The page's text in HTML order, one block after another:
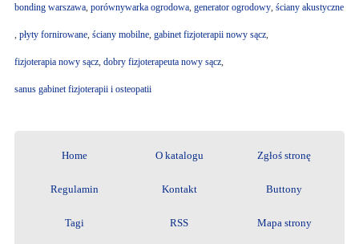
bonding warszawa, porównywarka ogrodowa, generator ogrodowy, ściany akustyczne
, płyty fornirowane, ściany mobilne, gabinet fizjoterapii nowy sącz,
fizjoterapia nowy sącz, dobry fizjoterapeuta nowy sącz,
sanus gabinet fizjoterapii i osteopatii
Home O katalogu Zgłoś stronę
Regulamin Kontakt Buttony
Tagi RSS Mapa strony